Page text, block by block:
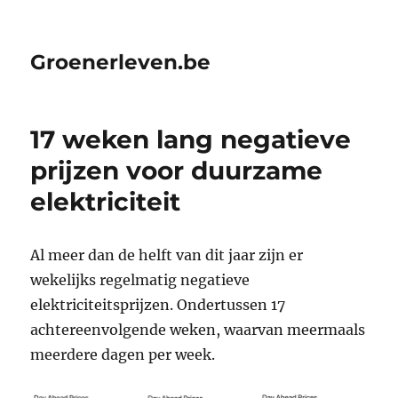
Groenerleven.be
17 weken lang negatieve
prijzen voor duurzame
elektriciteit
Al meer dan de helft van dit jaar zijn er
wekelijks regelmatig negatieve
elektriciteitsprijzen. Ondertussen 17
achtereenvolgende weken, waarvan meermaals
meerdere dagen per week.